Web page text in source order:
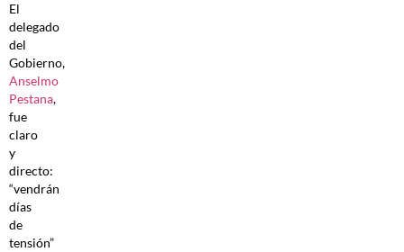
El
delegado
del
Gobierno,
Anselmo
Pestana,
fue
claro
y
directo:
“vendrán
días
de
tensión”